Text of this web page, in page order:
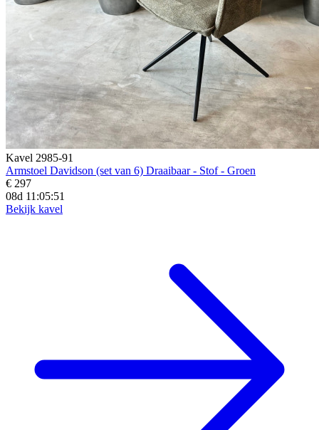
Kavel 2985-91
Armstoel Davidson (set van 6) Draaibaar - Stof - Groen
€ 297
08d 11:05:50
Bekijk kavel